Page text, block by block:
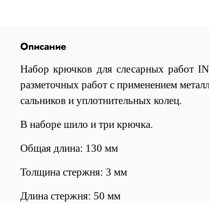
Описание
Набор крючков для слесарных работ
разметочных работ с применением
сальников и уплотнительных колец.
В наборе шило и три крючка.
Общая длина: 130 мм
Толщина стержня: 3 мм
Длина стержня: 50 мм